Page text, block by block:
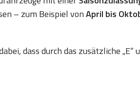
– zum Beispiel vonApril bis
dass durch das zusätzliche „E“